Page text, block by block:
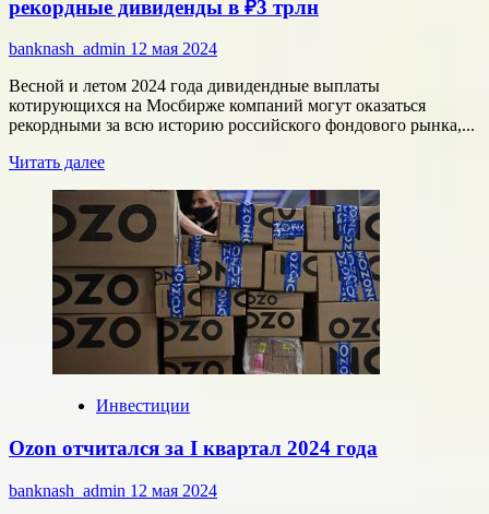
рекордные дивиденды в ₽3 трлн
banknash_admin 12 мая 2024
Весной и летом 2024 года дивидендные выплаты
котирующихся на Мосбирже компаний могут оказаться
рекордными за всю историю российского фондового рынка,...
Читать далееПрочитать
о
В
SberCIB
спрогнозировали
на
весну
и
лето
рекордные
дивиденды
в
₽3
Инвестиции
Ozon отчитался за I квартал 2024 года
banknash_admin 12 мая 2024